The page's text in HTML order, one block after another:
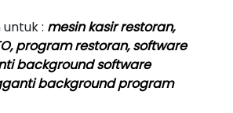
: mesin kasir restoran,
program restoran, software
background software
background program